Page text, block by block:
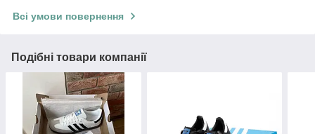
Всі умови повернення
Подібні товари компанії